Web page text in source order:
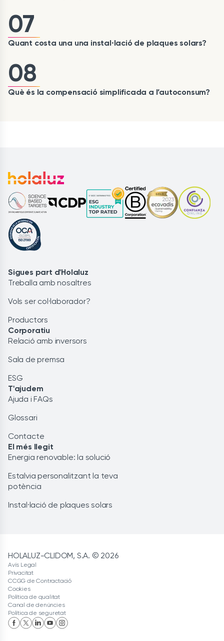
07
Quant costa una una instal·lació de plaques solars?
08
Què és la compensació simplificada a l’autoconsum?
Sigues part d'Holaluz
Treballa amb nosaltres
Vols ser col·laborador?
Productors
Corporatiu
Relació amb inversors
Sala de premsa
ESG
T'ajudem
Ajuda i FAQs
Glossari
Contacte
El més llegit
Energia renovable: la solució
Estalvia personalitzant la teva
potència
Instal·lació de plaques solars
HOLALUZ-CLIDOM, S.A. © 2026
Avís Legal
Privacitat
CCGG de Contractació
Cookies
Política de qualitat
Canal de denúncies
Política de seguretat